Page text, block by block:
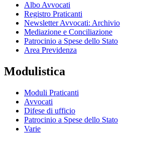
Albo Avvocati
Registro Praticanti
Newsletter Avvocati: Archivio
Mediazione e Conciliazione
Patrocinio a Spese dello Stato
Area Previdenza
Modulistica
Moduli Praticanti
Avvocati
Difese di ufficio
Patrocinio a Spese dello Stato
Varie